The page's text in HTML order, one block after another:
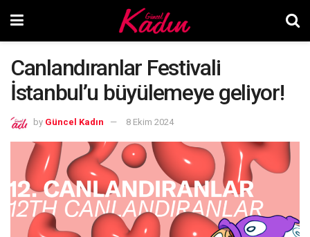
Canlandıranlar Festivali
İstanbul’u büyülemeye geliyor!
by Güncel Kadın 8 Ekim 2024